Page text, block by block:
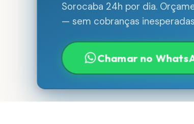
Sorocaba 24h por dia.
— sem cobranças
Chamar no